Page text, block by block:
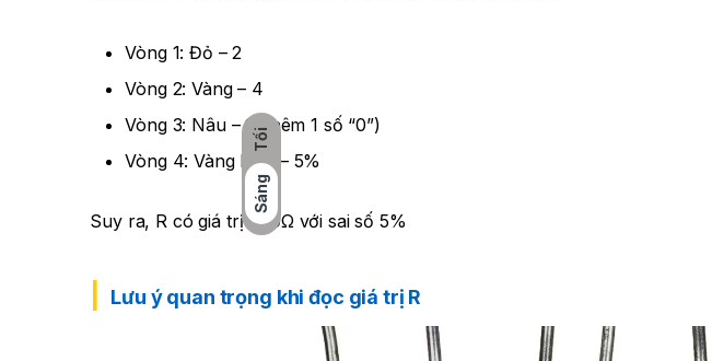
Tối
Sáng
Vòng 1: Đỏ – 2
Vòng 2: Vàng – 4
Vòng 3: Nâu – 1 (thêm 1 số “0”)
Vòng 4: Vàng Nhũ – 5%
Suy ra, R có giá trị 240Ω với sai số 5%
Lưu ý quan trọng khi đọc giá trị R